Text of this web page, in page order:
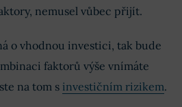
nemusel vůbec přijít.
o vhodnou investici, tak bude
faktorů výše vnímáte
na tom s investičním rizikem.